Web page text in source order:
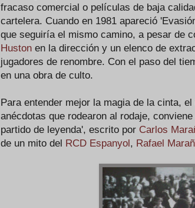
fracaso comercial o películas de baja
cartelera. Cuando en 1981 apareció
que seguiría el mismo camino, a pesar de
Huston en la dirección y un elenco de
jugadores de renombre. Con el paso del
en una obra de culto.
Para entender mejor la magia de la cinta,
anécdotas que rodearon al rodaje,
partido de leyenda', escrito por Carlos
de un mito del RCD Espanyol, Rafael